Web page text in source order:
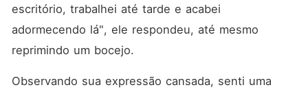
escritório, trabalhei até tarde e acabei
adormecendo lá", ele respondeu, até mesmo
reprimindo um bocejo.
Observando sua expressão cansada, senti uma